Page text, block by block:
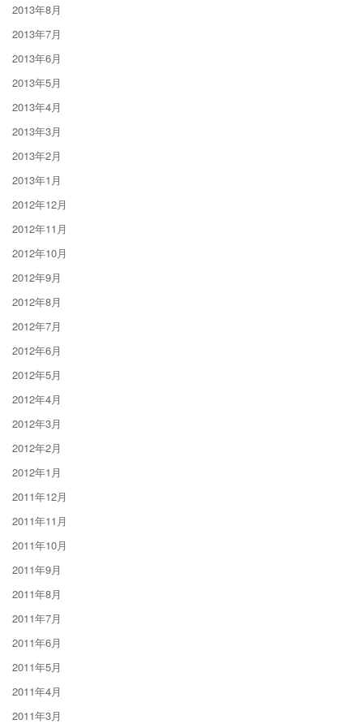
2013年8月
2013年7月
2013年6月
2013年5月
2013年4月
2013年3月
2013年2月
2013年1月
2012年12月
2012年11月
2012年10月
2012年9月
2012年8月
2012年7月
2012年6月
2012年5月
2012年4月
2012年3月
2012年2月
2012年1月
2011年12月
2011年11月
2011年10月
2011年9月
2011年8月
2011年7月
2011年6月
2011年5月
2011年4月
2011年3月